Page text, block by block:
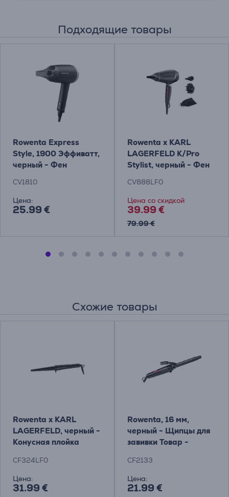
Подходящие товары
Rowenta Express
Style, 1900 Эффиватт,
черный - Фен
CV1810
Цена:
25.99 €
Rowenta x KARL
LAGERFELD K/Pro
Stylist, черный - Фен
CV888LF0
Цена со скидкой
39.99 €
79.99 €
Схожие товары
Rowenta x KARL
LAGERFELD, черный -
Конусная плойка
CF324LF0
Цена:
31.99 €
Rowenta, 16 мм,
черный - Щипцы для
завивки Товар -
CF2133
Цена:
21.99 €